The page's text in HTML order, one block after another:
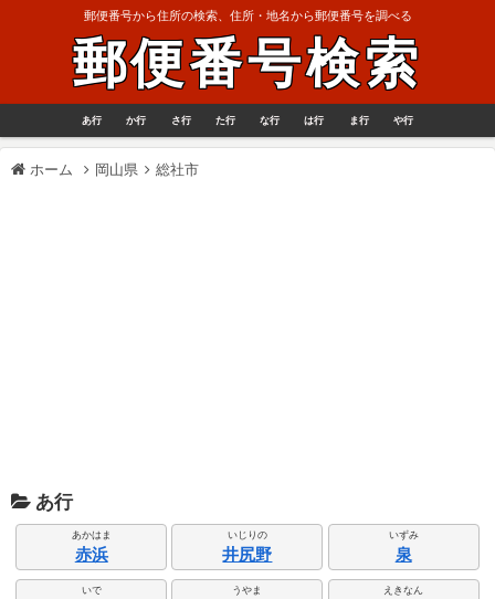
郵便番号から住所の検索、住所・地名から郵便番号を調べる
郵便番号検索
あ行 か行 さ行 た行 な行 は行 ま行 や行
ホーム 岡山県 総社市
あ行
あかはま
赤浜
いじりの
井尻野
いずみ
泉
いで うやま えきなん